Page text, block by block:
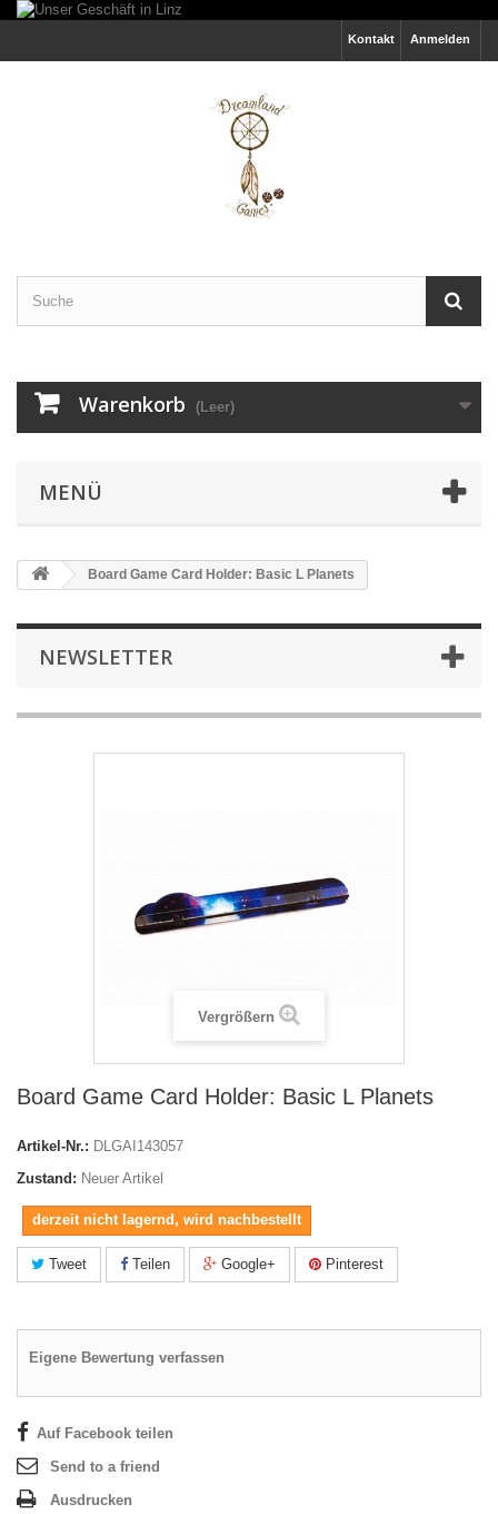
Anmelden
Kontakt
Warenkorb (Leer)
MENÜ
Board Game Card Holder: Basic L Planets
NEWSLETTER
Vergrößern
Board Game Card Holder: Basic L Planets
Artikel-Nr.: DLGAI143057
Zustand: Neuer Artikel
derzeit nicht lagernd, wird nachbestellt
Tweet Teilen Google+ Pinterest
Eigene Bewertung verfassen
Auf Facebook teilen
Send to a friend
Ausdrucken